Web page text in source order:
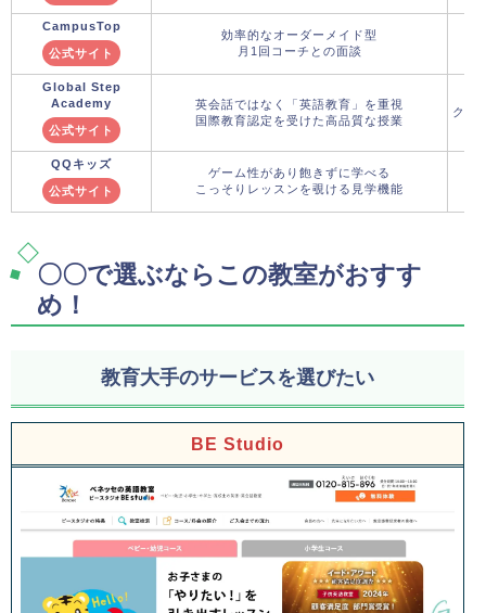
CampusTop
公式サイト
効率的なオーダーメイド型
月1回コーチとの面談
Global Step
Academy
公式サイト
英会話ではなく「英語教育」を重視
国際教育認定を受けた高品質な授業
クー
QQキッズ
公式サイト
ゲーム性があり飽きずに学べる
こっそりレッスンを覗ける見学機能
〇〇で選ぶならこの教室がおすす
め！
教育大手のサービスを選びたい
BE Studio